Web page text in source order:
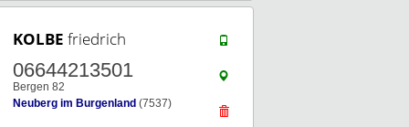
KOLBE friedrich
06644213501
Bergen 82
Neuberg im Burgenland (7537)